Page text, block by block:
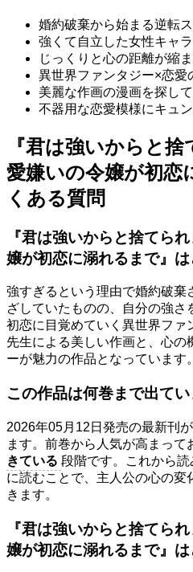
婚約破棄から始まる逆転
強くて自立した女性キャ
じっくりと心の距離が縮
異世界ファンタジー×恋愛
美麗な作画の漫画を探し
不器用な恋愛模様にキュ
『君は強いからと
愛嫌いの令嬢が初恋
くある質問
『君は強いからと捨てら
嬢が初恋に溺れるまで』は
強すぎるという理由で婚約破棄
ざしていたものの、自分の強
初恋に目覚めていく異世界ファ
先生による美しい作画と、心の
ーが魅力の作品となっています。
この作品は何巻まで出てい
2026年05月12日発売の最新刊
ます。前巻から人気が高まって
きている 段階です。これから
に読むことで、主人公の心の
きます。
『君は強いからと捨てら
嬢が初恋に溺れるまで』は